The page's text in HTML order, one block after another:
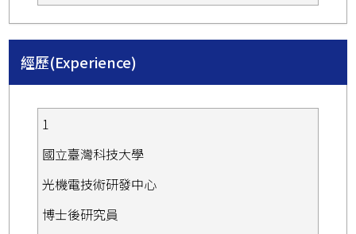
經歷(Experience)
1
國立臺灣科技大學
光機電技術研發中心
博士後研究員